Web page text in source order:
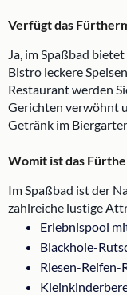
Verfügt das
Ja, im Spaßbad
Bistro leckere
Restaurant werden
Gerichten verwöhnt
Getränk im
Womit ist das
Im Spaßbad ist der
zahlreiche lustige
Erlebnispool
Blackhole-
Riesen-Reifen-